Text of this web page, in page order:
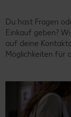
Du hast Fragen
Einkauf geben?
auf deine
Möglichkeiten für